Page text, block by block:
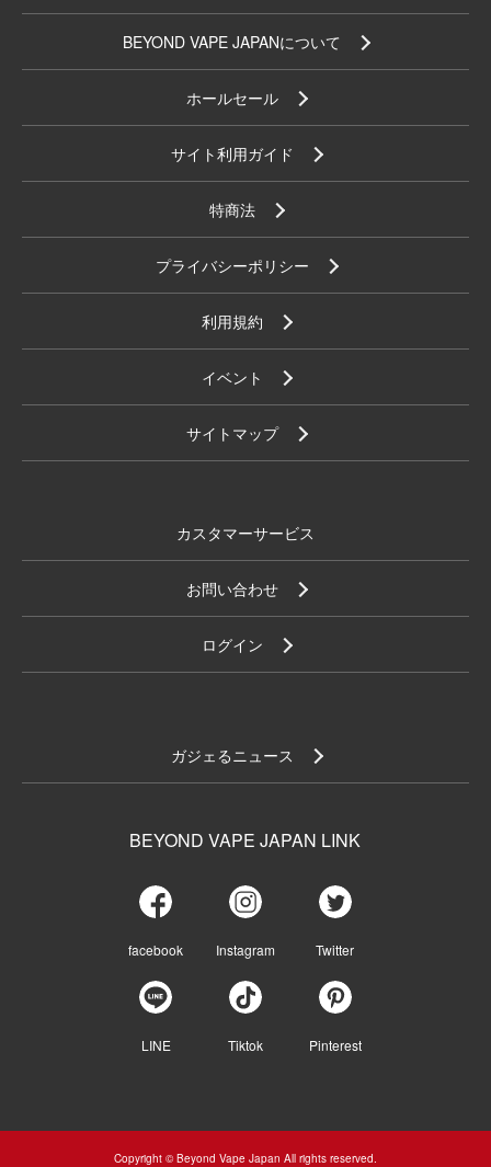
BEYOND VAPE JAPANについて
ホールセール
サイト利用ガイド
特商法
プライバシーポリシー
利用規約
イベント
サイトマップ
カスタマーサービス
お問い合わせ
ログイン
ガジェるニュース
BEYOND VAPE JAPAN LINK
facebook Instagram Twitter
LINE Tiktok Pinterest
Copyright © Beyond Vape Japan All rights reserved.